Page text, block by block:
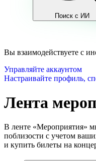
Поиск с ИИ
Вы взаимодействуете с
Управляйте аккаунтом
Настраивайте профиль,
Лента
В ленте «Мероприятия»
поблизости с учетом
и купить билеты на